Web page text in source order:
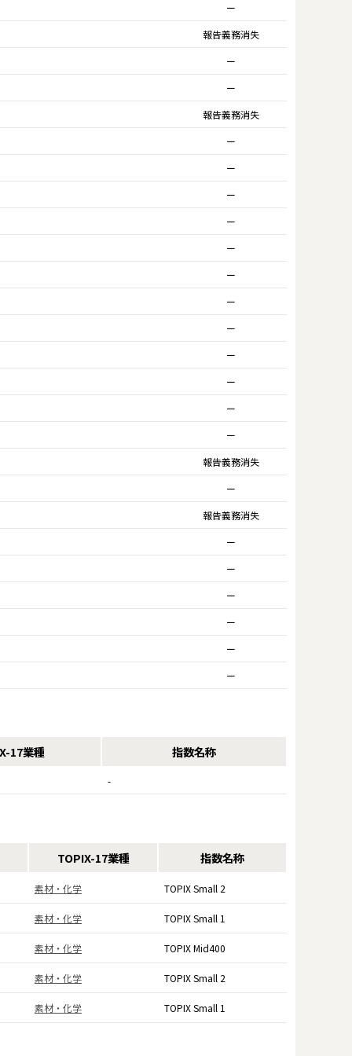
ー
報告義務消失
ー
ー
報告義務消失
ー
ー
ー
ー
ー
ー
ー
ー
ー
ー
ー
ー
報告義務消失
ー
報告義務消失
ー
ー
ー
ー
ー
ー
17業種 指数名称
-
TOPIX-17業種 指数名称
素材・化学 TOPIX Small 2
素材・化学 TOPIX Small 1
素材・化学 TOPIX Mid400
素材・化学 TOPIX Small 2
素材・化学 TOPIX Small 1